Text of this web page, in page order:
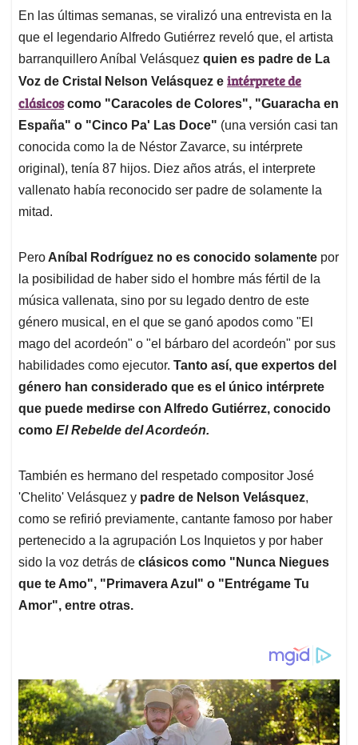
s
A
p
p
b
o
o
k
e
d
I
n
l
a
d
s
En las últimas semanas, se viralizó una entrevista en la
que el legendario Alfredo Gutiérrez reveló que, el artista
barranquillero Aníbal Velásquez quien es padre de La
Voz de Cristal Nelson Velásquez e intérprete de
clásicoscomo "Caracoles de Colores", "Guaracha en
España" o "Cinco Pa' Las Doce" (una versión casi tan
conocida como la de Néstor Zavarce, su intérprete
original), tenía 87 hijos. Diez años atrás, el interprete
vallenato había reconocido ser padre de solamente la
mitad.
Pero Aníbal Rodríguez no es conocido solamente por
la posibilidad de haber sido el hombre más fértil de la
música vallenata, sino por su legado dentro de este
género musical, en el que se ganó apodos como "El
mago del acordeón" o "el bárbaro del acordeón" por sus
habilidades como ejecutor. Tanto así, que expertos del
género han considerado que es el único intérprete
que puede medirse con Alfredo Gutiérrez, conocido
como El Rebelde del Acordeón.
También es hermano del respetado compositor José
'Chelito' Velásquez y padre de Nelson Velásquez,
como se refirió previamente, cantante famoso por haber
pertenecido a la agrupación Los Inquietos y por haber
sido la voz detrás de clásicos como "Nunca Niegues
que te Amo", "Primavera Azul" o "Entrégame Tu
Amor", entre otras.